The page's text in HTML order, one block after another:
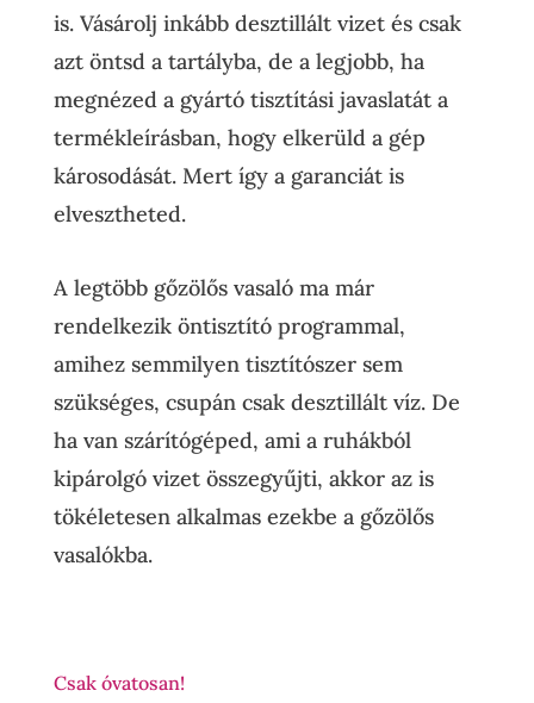
is. Vásárolj inkább desztillált vizet és csak
azt öntsd a tartályba, de a legjobb, ha
megnézed a gyártó tisztítási javaslatát a
termékleírásban, hogy elkerüld a gép
károsodását. Mert így a garanciát is
elvesztheted.
A legtöbb gőzölős vasaló ma már
rendelkezik öntisztító programmal,
amihez semmilyen tisztítószer sem
szükséges, csupán csak desztillált víz. De
ha van szárítógéped, ami a ruhákból
kipárolgó vizet összegyűjti, akkor az is
tökéletesen alkalmas ezekbe a gőzölős
vasalókba.
Csak óvatosan!